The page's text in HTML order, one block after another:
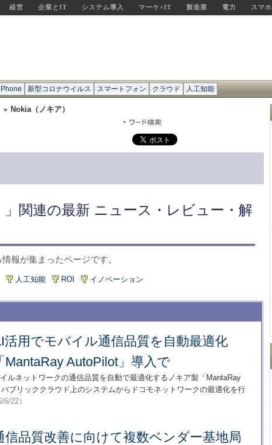
経営 企業とIT システム導入 マーケ×IT 製造業 電力 スマホ
新型コロナウイルス スマートフォン クラウド 人工知能
> Nokia（ノキア）
」関連の最新 ニュース・レビュー・解
報が集まったページです。
人工知能 ROI イノベーション
活用でモバイル通信品質を自動最適化
MantaRay AutoPilot」導入で
ルネットワークの通信品質を自動で最適化するノキア製「MantaRay
ブリッククラウド上のシステムからドコモネットワークの最適化を行
6/22）
信品質改善に向けて複数ベンダー基地局